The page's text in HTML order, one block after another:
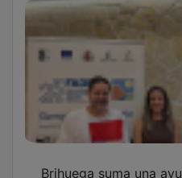
GUADA TV MEDIA
PUBLICIDAD